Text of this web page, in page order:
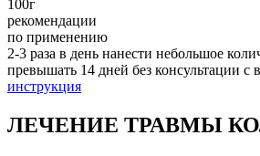
100г
рекомендации
по применению
2-3 раза в день нанести небольшое
превышать 14 дней без консультации с
инструкция
ЛЕЧЕНИЕ ТРАВМЫ